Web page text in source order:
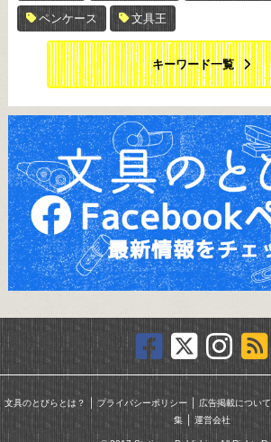
ペンケース 文具王
キーワード一覧
文具のとびらとは？ ｜ プライバシーポリシー｜ 広告掲載について
集｜ 運営会社